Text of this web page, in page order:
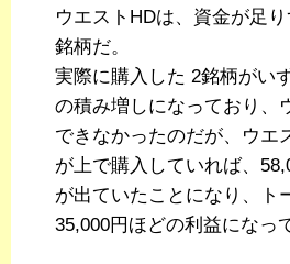
ウエストHDは、資金が足
銘柄だ。
実際に購入した 2銘柄がい
の積み増しになっており、
できなかったのだが、ウエ
が上で購入していれば、
が出ていたことになり、ト
35,000円ほどの利益になっ